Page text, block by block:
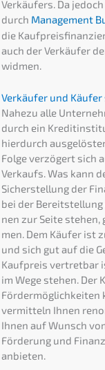
Verkäu­fers. Da
durch Manage­ment
die
auch der Verkäu­fer
widmen.
Verkäu­fer und
Nahezu alle
durch ein
hierdurch
Folge verzö­gert sich
Verkaufs. Was kann
Sicher­stel­lung der
bei der
nen zur Seite
men. Dem Käufer ist
und sich gut auf die
Kaufpreis vertret­bar
im Wege stehen. Der
Förder­mög­lich­kei­ten
vermit­teln Ihnen
Ihnen auf Wunsch
Förde­rung und
anbieten.